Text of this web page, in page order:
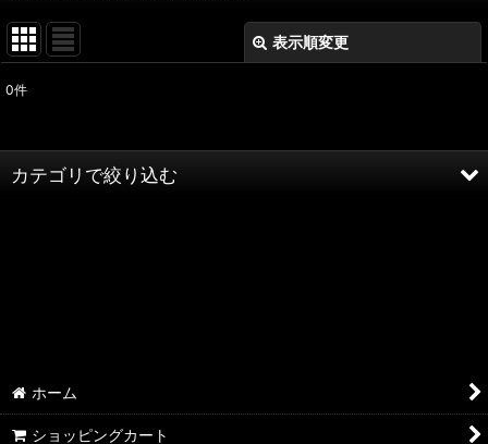
表示順変更
表示数 :
0件
カテゴリで絞り込む
ホーム
ショッピングカート